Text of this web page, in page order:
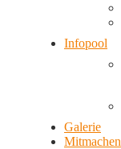
Infopool
Galerie
Mitmachen